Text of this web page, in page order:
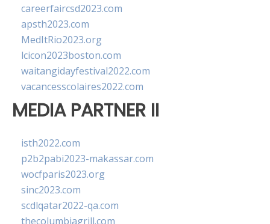
careerfaircsd2023.com
apsth2023.com
MedItRio2023.org
lcicon2023boston.com
waitangidayfestival2022.com
vacancesscolaires2022.com
MEDIA PARTNER II
isth2022.com
p2b2pabi2023-makassar.com
wocfparis2023.org
sinc2023.com
scdlqatar2022-qa.com
thecolumbiagrill.com